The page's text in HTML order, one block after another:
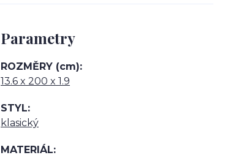
Parametry
ROZMĚRY (cm)
13.6 x 200 x 1.9
STYL
klasický
MATERIÁL